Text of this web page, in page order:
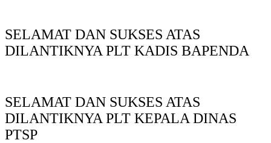
SELAMAT DAN SUKSES ATAS
DILANTIKNYA PLT KADIS BAPENDA
SELAMAT DAN SUKSES ATAS
DILANTIKNYA PLT KEPALA DINAS
PTSP